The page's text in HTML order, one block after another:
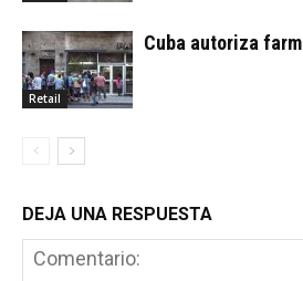
Retail
Cuba autoriza
DEJA UNA RESPUESTA